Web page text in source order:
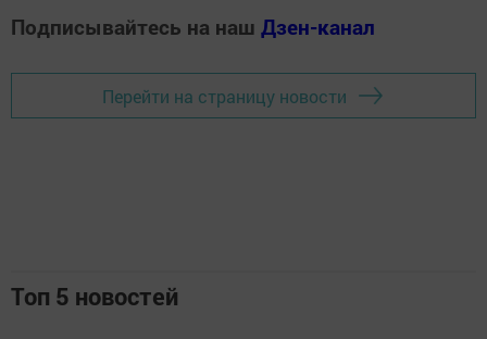
Подписывайтесь на наш Дзен-канал
Перейти на страницу новости
Топ 5 новостей